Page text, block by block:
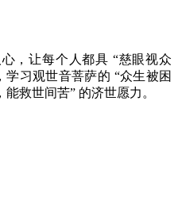
，让每个人都具 “慈眼视众
习观世音菩萨的 “众生被困
救世间苦” 的济世愿力。